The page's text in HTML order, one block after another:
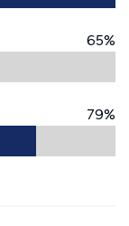
65%
79%